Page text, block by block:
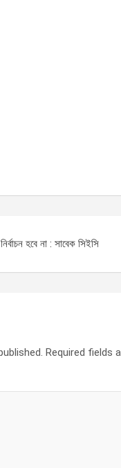
হবে না : সাবেক সিইসি
Required fields